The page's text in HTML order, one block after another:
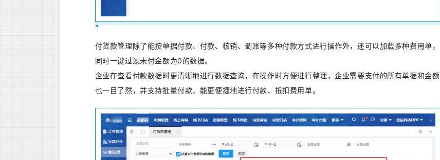
付货款管理除了能按单据付款、付款、核销、调账等多种付款方式进行操作外，还可以加载多种费用单，
同时一键过滤未付金额为0的数据。
企业在查看付款数据时更清晰地进行数据查询，在操作时方便进行整理，企业需要支付的所有单据和金额
也一目了然，并支持批量付款，能更便捷地进行付款、抵扣费用单。